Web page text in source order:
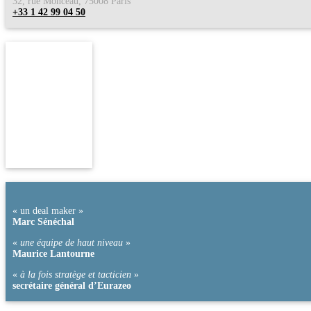
+33 1 42 99 04 50
« un deal maker »
Marc Sénéchal
« une équipe de haut niveau »
Maurice Lantourne
« à la fois stratège et tacticien »
secrétaire général d’Eurazeo